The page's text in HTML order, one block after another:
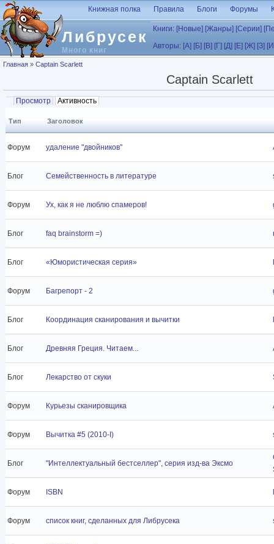
Перейти к основному содержанию
Либрусек
Много книг
Книжная полка Правила Блоги Форумы
Книги: [Новые] [Жанры] [Серии]
Авторы: [А] [Б] [В] [Г] [Д] [Е] [Ж] [З]
Вы здесь
Главная » Captain Scarlett
Captain Scarlett
Главные вкладки
Просмотр Активность
Тип Заголовок
Форум удаление "двойников"
Блог Семейственность в литературе
Форум Ух, как я не люблю спамеров!
Блог faq brainstorm =)
Блог «Юмористическая серия»
Форум Багрепорт - 2
Блог Координация сканирования и вычитки
Блог Древняя Греция. Читаем...
Блог Лекарство от скуки
Форум Курьезы сканировщика
Форум Вычитка #5 (2010-I)
Блог "Интеллектуальный бестселлер", серия изд-ва Эксмо
Форум ISBN
Форум список книг, сделанных для Либрусека